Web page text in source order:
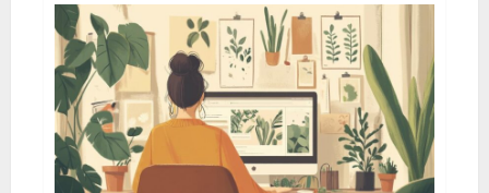
Explora
las
tendencias
en
tiendas
online
de
moda
urbana
para
renovar
tu